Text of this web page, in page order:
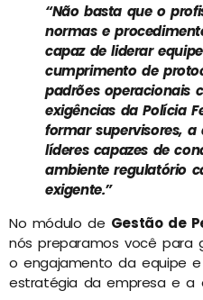
“Não basta que o
normas e
capaz de liderar
cumprimento de
padrões operacionais
exigências da Polícia
formar supervisores, a
líderes capazes de
ambiente regulatório
exigente.”
No módulo de Gestão de
nós preparamos você para
o engajamento da equipe
estratégia da empresa e a